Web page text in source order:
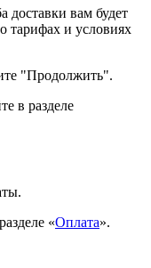
доставки вам будет
тарифах и условиях
"Продолжить".
в разделе
«Оплата».